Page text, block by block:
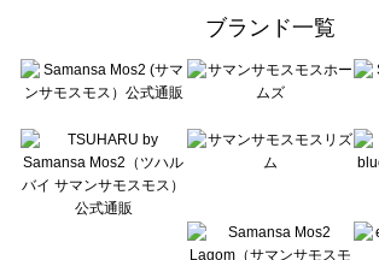
Te chichi（テチチ）の一覧
Te chichi CLASSIC（テチチ クラシック）の一覧
Lugnoncure（ルノンキュール）の一覧
BETTY'S BLUE（べティーズブルー）の一覧
Wpc.（ワールドパーティー）の一覧
ブランド一覧